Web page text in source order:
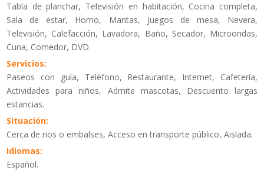
Tabla de planchar, Televisión en habitación, Cocina completa,
Sala de estar, Horno, Mantas, Juegos de mesa, Nevera,
Televisión, Calefacción, Lavadora, Baño, Secador, Microondas,
Cuna, Comedor, DVD.
Servicios:
Paseos con guía, Teléfono, Restaurante, Internet, Cafetería,
Actividades para niños, Admite mascotas, Descuento largas
estancias.
Situación:
Cerca de rios o embalses, Acceso en transporte público, Aislada.
Idiomas:
Español.